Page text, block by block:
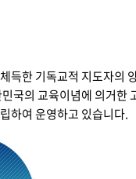
득한 기독교적 지도자의
국의 교육이념에 의거한
하여 운영하고 있습니다.